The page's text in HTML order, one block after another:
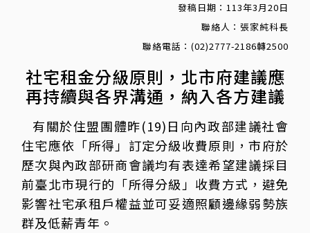
發稿日期：113年3月20日
聯絡人：張家純科長
聯絡電話：(02)2777-2186轉2500
社宅租金分級原則，北市府建議應
再持續與各界溝通，納入各方建議
有關於住盟團體昨(19)日向內政部建議社會
住宅應依「所得」訂定分級收費原則，市府於
歷次與內政部研商會議均有表達希望建議採目
前臺北市現行的「所得分級」收費方式，避免
影響社宅承租戶權益並可妥適照顧邊緣弱勢族
群及低薪青年。